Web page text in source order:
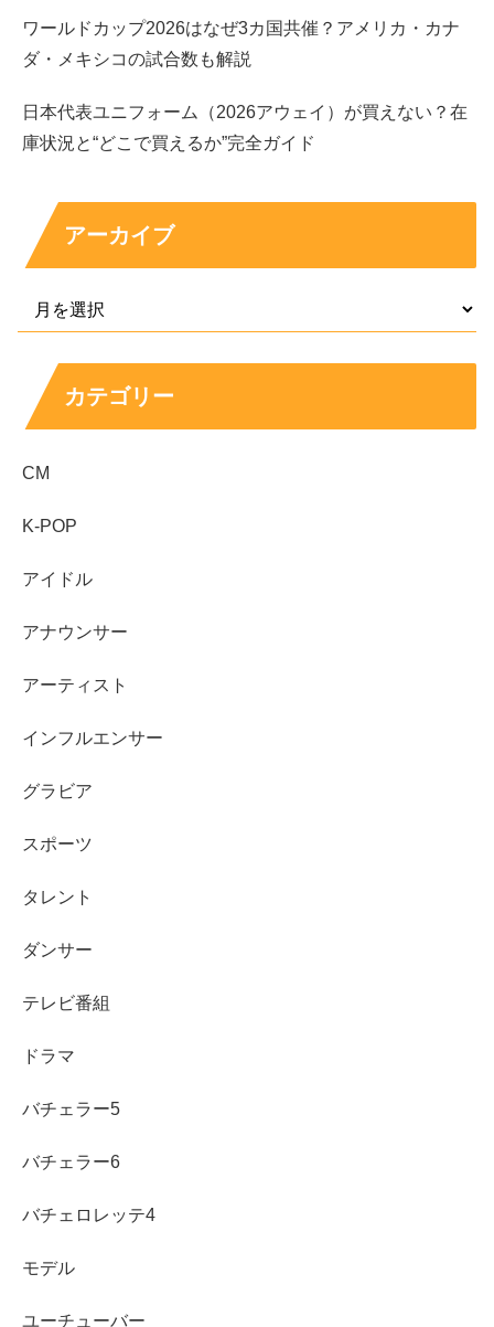
Q&A｜結婚や彼氏の情報を安全に追う方法は？
Q：久保田紗友さんは結婚しているのですか？
A：結婚を公表したと断定できる情報は見当たりにくい状
先の公式情報など「発表」として成立している情報がある
かを確認すると安心です。
A：写真、当事者コメント、継続的な報道など、裏付けの
雰囲気だけで広がる噂は、推測の要素が大きくなりがちで
す。
Q：真剣佑さんとの関係は？
す。共演＝交際
Q：テラスハウス出演は本当？
く、似ていると言われた別の人物との混同がきっかけにな
った可能性があります。
ワールドカップ2026はなぜ3カ国共催？アメリカ・カナ
ダ・メキシコの試合数も解説
日本代表ユニフォーム（2026アウェイ）が買えない？在
庫状況と“どこで買えるか”完全ガイド
アーカイブ
カテゴリー
CM
K-POP
アイドル
アナウンサー
アーティスト
インフルエンサー
グラビア
スポーツ
タレント
ダンサー
テレビ番組
ドラマ
バチェラー5
バチェラー6
バチェロレッテ4
モデル
ユーチューバー